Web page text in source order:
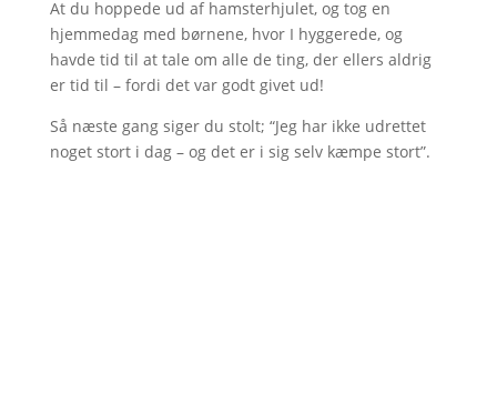
At du hoppede ud af hamsterhjulet, og tog en
hjemmedag med børnene, hvor I hyggerede, og
havde tid til at tale om alle de ting, der ellers aldrig
er tid til – fordi det var godt givet ud!
Så næste gang siger du stolt; “Jeg har ikke udrettet
noget stort i dag – og det er i sig selv kæmpe stort”.